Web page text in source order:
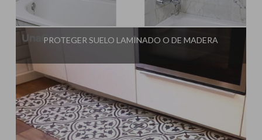
Una Casa Diferente
PROTEGER SUELO LAMINADO O DE MADERA